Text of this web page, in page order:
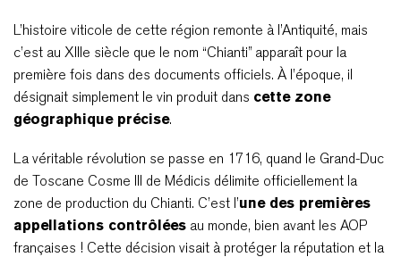
L’histoire viticole de cette région remonte à l’Antiquité, mais
c’est au XIIIe siècle que le nom “Chianti” apparaît pour la
première fois dans des documents officiels. À l’époque, il
désignait simplement le vin produit dans cette zone
géographique précise.
La véritable révolution se passe en 1716, quand le Grand-Duc
de Toscane Cosme III de Médicis délimite officiellement la
zone de production du Chianti. C’est l’une des premières
appellations contrôlées au monde, bien avant les AOP
françaises ! Cette décision visait à protéger la réputation et la